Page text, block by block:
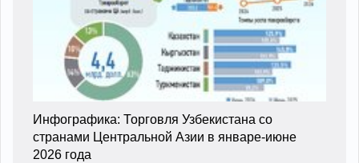
Инфографика: Торговля Узбекистана со
странами Центральной Азии в январе-июне
2026 года